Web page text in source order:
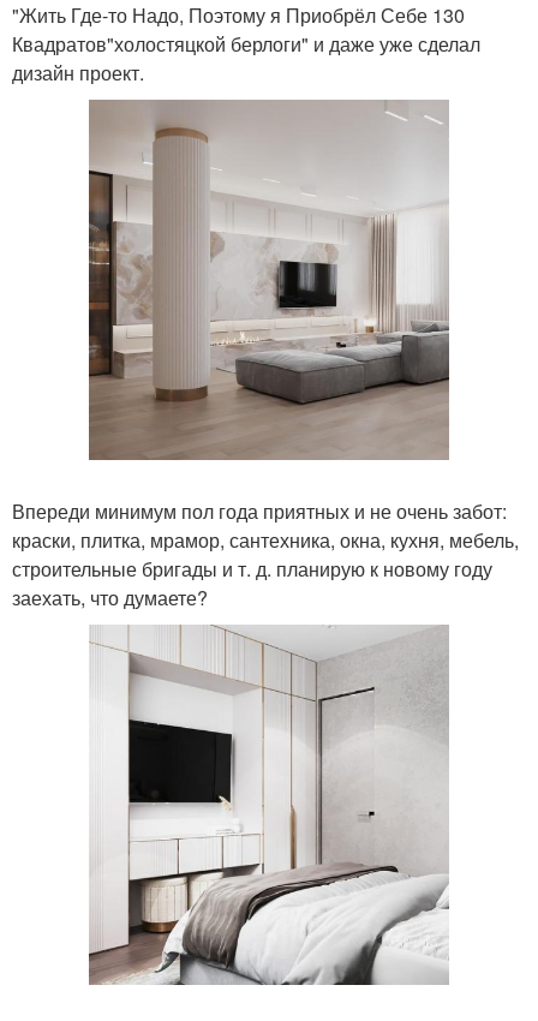
"Жить Где-то Надо, Поэтому я Приобрёл Себе 130
Квадратов"холостяцкой берлоги" и даже уже сделал
дизайн проект.
Впереди минимум пол года приятных и не очень забот:
краски, плитка, мрамор, сантехника, окна, кухня, мебель,
строительные бригады и т. д. планирую к новому году
заехать, что думаете?